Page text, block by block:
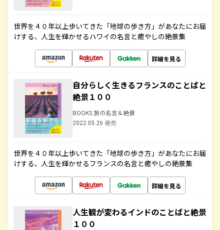
世界を４０年以上歩いてきた「地球の歩き方」があなたにお届
けする、人生を輝かせるハワイの名言と癒やしの絶景集
詳細を見る
自分らしく生きるフランスのことばと
絶景１００
BOOKS 旅の名言＆絶景
2022.05.26 発売
世界を４０年以上歩いてきた「地球の歩き方」があなたにお届
けする、人生を輝かせるフランスの名言と癒やしの絶景集
詳細を見る
人生観が変わるインドのことばと絶景
１００